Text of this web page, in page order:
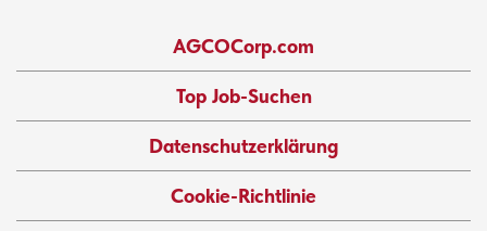
AGCOCorp.com
Top Job-Suchen
Datenschutzerklärung
Cookie-Richtlinie